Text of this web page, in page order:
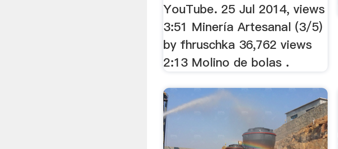
YouTube. 25 Jul 2014, views
3:51 Minería Artesanal (3/5)
by fhruschka 36,762 views
2:13 Molino de bolas .